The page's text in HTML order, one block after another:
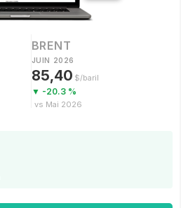
BRENT
JUIN 2026
85,40 $/baril
▼ -20.3 %
vs Mai 2026